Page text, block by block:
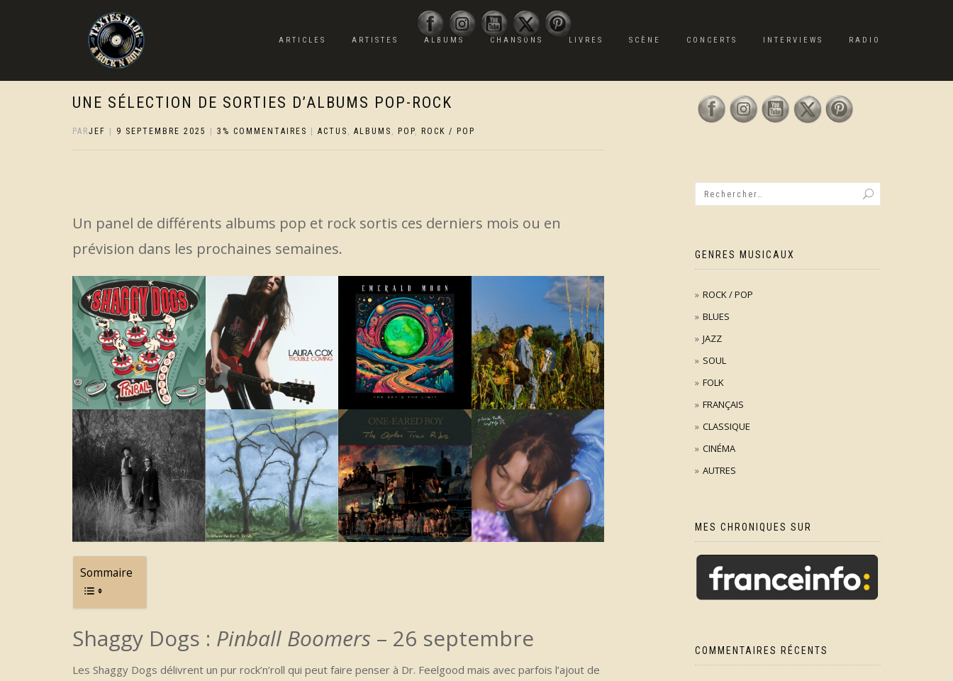
ARTICLES ARTISTES ALBUMS CHANSONS LIVRES SCÈNE CONCERTS INTERVIEWS RADIO
UNE SÉLECTION DE SORTIES D’ALBUMS POP-ROCK
PARJEF 9 SEPTEMBRE 2025 3% COMMENTAIRES ACTUS , ALBUMS , POP, ROCK / POP
Un panel de différents albums pop et rock sortis ces derniers mois ou en
prévision dans les prochaines semaines.
Sommaire
Shaggy Dogs : Pinball Boomers – 26 septembre
Les Shaggy Dogs délivrent un pur rock’n’roll qui peut faire penser à Dr. Feelgood mais avec parfois l’ajout de
GENRES MUSICAUX
ROCK / POP
BLUES
JAZZ
SOUL
FOLK
FRANÇAIS
CLASSIQUE
CINÉMA
AUTRES
MES CHRONIQUES SUR
COMMENTAIRES RÉCENTS